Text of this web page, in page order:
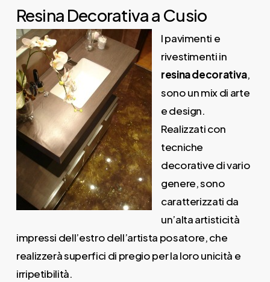
Resina Decorativa a Cusio
I pavimenti e
rivestimenti in
resina decorativa,
sono un mix di arte
e design.
Realizzati con
tecniche
decorative di vario
genere, sono
caratterizzati da
un’alta artisticità
impressi dell’estro dell’artista posatore, che
realizzerà superfici di pregio per la loro unicità e
irripetibilità.